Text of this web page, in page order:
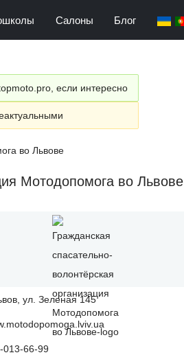
Салоны Блог
если интересно
во Львове
Мотодопомога во Львове
ул. Зеленая 145
013-66-99